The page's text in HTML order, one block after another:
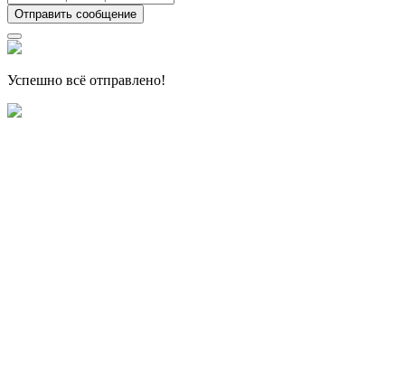
Отправить сообщение
Успешно всё отправлено!